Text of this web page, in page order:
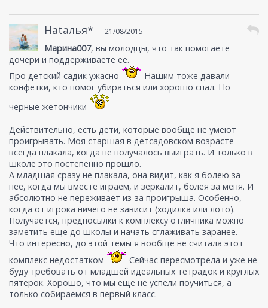
Hataлья* 21/08/2015
Марина007, вы молодцы, что так помогаете
дочери и поддерживаете ее.
Про детский садик ужасно
Нашим тоже давали
конфетки, кто помог убираться или хорошо спал. Но
черные жетончики
Действительно, есть дети, которые вообще не умеют
проигрывать. Моя старшая в детсадовском возрасте
всегда плакала, когда не получалось выиграть. И только в
школе это постепенно прошло.
А младшая сразу не плакала, она видит, как я болею за
нее, когда мы вместе играем, и зеркалит, болея за меня. И
абсолютно не переживает из-за проигрыша. Особенно,
когда от игрока ничего не зависит (ходилка или лото).
Получается, предпосылки к комплексу отличника можно
заметить еще до школы и начать сглаживать заранее.
Что интересно, до этой темы я вообще не считала этот
комплекс недостатком
Сейчас пересмотрела и уже не
буду требовать от младшей идеальных тетрадок и круглых
пятерок. Хорошо, что мы еще не успели поучиться, а
только собираемся в первый класс.